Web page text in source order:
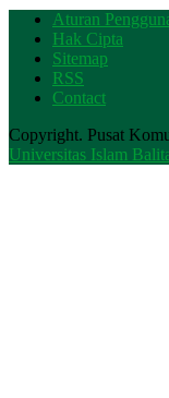
Aturan
Hak Cipta
Sitemap
RSS
Contact
Copyright. Pusat
Universitas Islam